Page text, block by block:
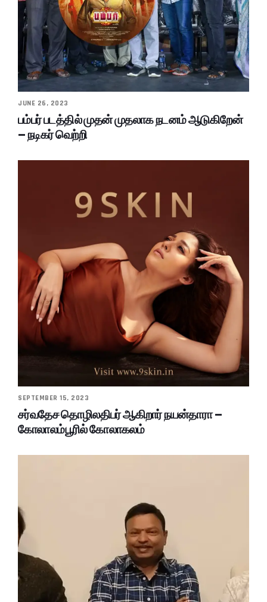
JUNE 26, 2023
பம்பர் படத்தில் முதன் முதலாக நடனம் ஆடுகிறேன்
– நடிகர் வெற்றி
SEPTEMBER 15, 2023
சர்வதேச தொழிலதிபர் ஆகிறார் நயன்தாரா –
கோலாலம்பூரில் கோலாகலம்